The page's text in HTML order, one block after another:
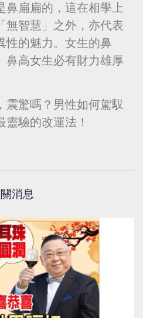
鼻扁扁的，這在相學上
無智慧」之外，亦代表
性的魅力。女生的鼻
鼻高女生必有財力雄厚
震驚嗎？男性如何駕馭
驗的改運法！
消息